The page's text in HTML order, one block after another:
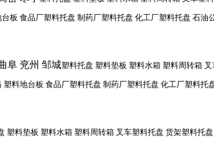
板 食品厂塑料托盘 制药厂塑料托盘 化工厂塑料托盘 石
阜 兖州 邹城塑料托盘 塑料垫板 塑料水箱 塑料周转箱
料地台板 食品厂塑料托盘 制药厂塑料托盘 化工厂塑料
塑料垫板 塑料水箱 塑料周转箱 叉车塑料托盘 货架塑料托